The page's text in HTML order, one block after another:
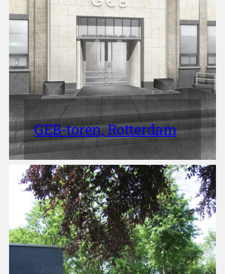
GEB-toren, Rotterdam